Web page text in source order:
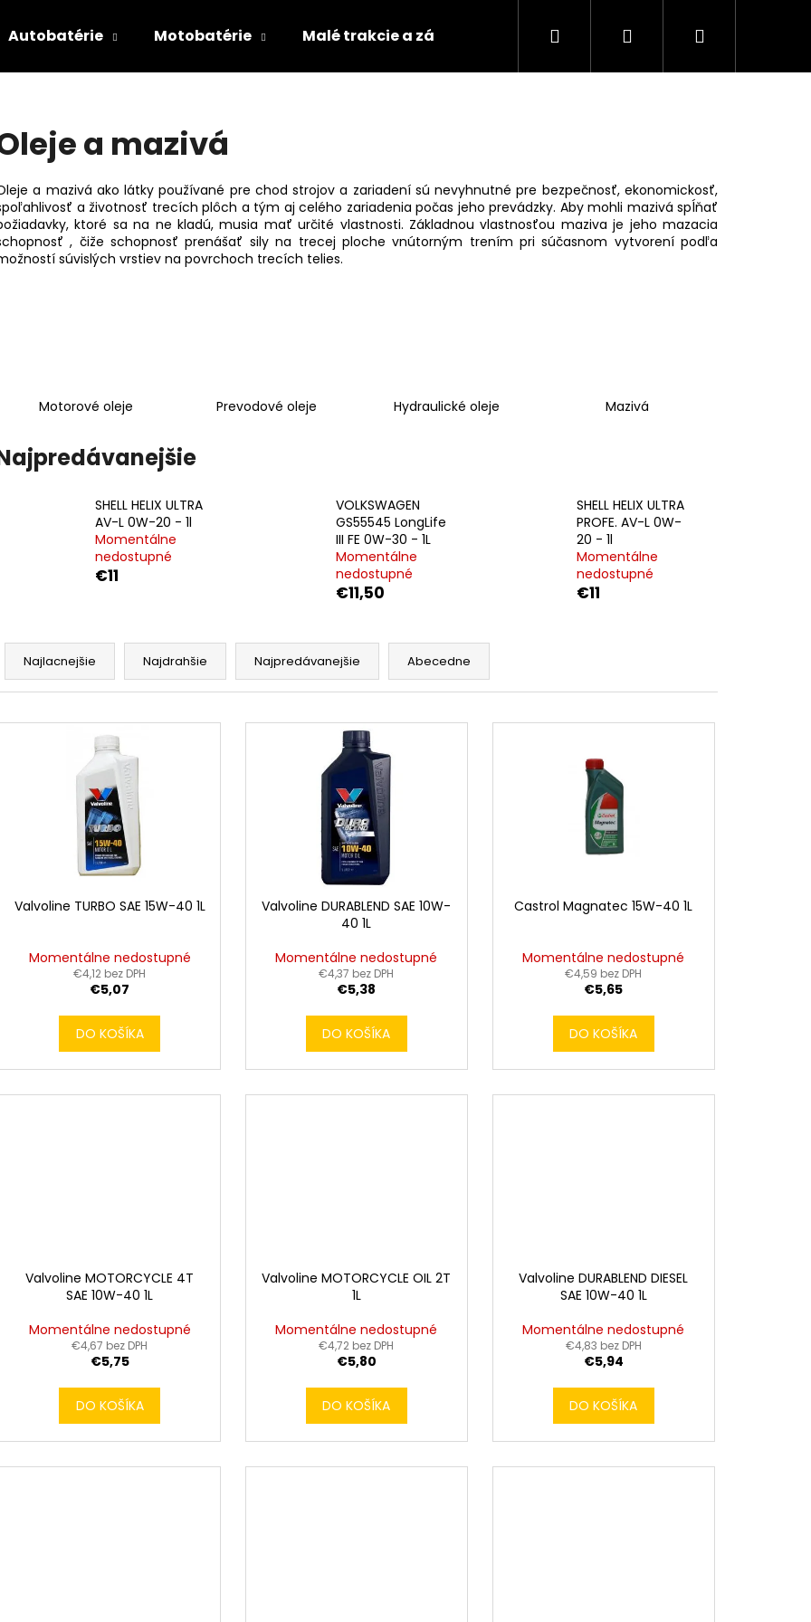
Autobatérie Motobatérie Malé trakcie a záložne akumulátory Nabíjačky,
Hľadať PrihlásenieNákupný
a mazivá
a mazivá ako látky používané pre chod strojov a zariadení sú nevyhnutné pre bezpečnosť, ekonomickosť,
a životnosť trecích plôch a tým aj celého zariadenia počas jeho prevádzky. Aby mohli mazivá spĺňať
ktoré sa na ne kladú, musia mať určité vlastnosti. Základnou vlastnosťou maziva je jeho mazacia
, čiže schopnosť prenášať sily na trecej ploche vnútorným trením pri súčasnom vytvorení podľa
súvislých vrstiev na povrchoch trecích telies.
Motorové oleje Prevodové oleje Hydraulické oleje Mazivá
SHELL HELIX ULTRA
AV-L 0W-20 - 1l
Momentálne
nedostupné
€11
VOLKSWAGEN
GS55545 LongLife
III FE 0W-30 - 1L
Momentálne
nedostupné
€11,50
SHELL HELIX ULTRA
PROFE. AV-L 0W-
20 - 1l
Momentálne
nedostupné
€11
Najlacnejšie Najdrahšie Najpredávanejšie Abecedne
Valvoline TURBO SAE 15W-40 1L
Momentálne nedostupné
€4,12 bez DPH
€5,07
DO KOŠÍKA
Valvoline DURABLEND SAE 10W-
40 1L
Momentálne nedostupné
€4,37 bez DPH
€5,38
DO KOŠÍKA
Castrol Magnatec 15W-40 1L
Momentálne nedostupné
€4,59 bez DPH
€5,65
DO KOŠÍKA
Valvoline MOTORCYCLE 4T
SAE 10W-40 1L
Momentálne nedostupné
€4,67 bez DPH
€5,75
DO KOŠÍKA
Valvoline MOTORCYCLE OIL 2T
1L
Momentálne nedostupné
€4,72 bez DPH
€5,80
DO KOŠÍKA
Valvoline DURABLEND DIESEL
SAE 10W-40 1L
Momentálne nedostupné
€4,83 bez DPH
€5,94
DO KOŠÍKA
Odporúčame